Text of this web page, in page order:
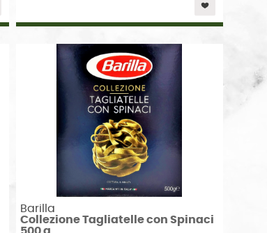
Barilla
Collezione Tagliatelle con Spinaci